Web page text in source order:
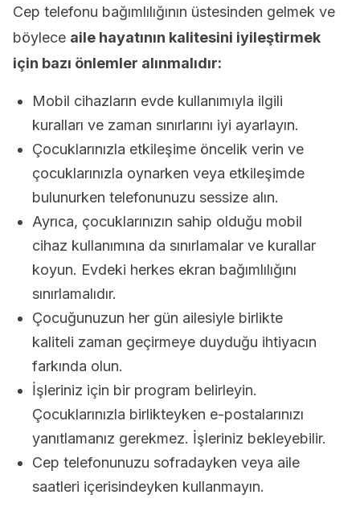
Cep telefonu bağımlılığının üstesinden gelmek ve
böylece aile hayatının kalitesini iyileştirmek
için bazı önlemler alınmalıdır:
Mobil cihazların evde kullanımıyla ilgili
kuralları ve zaman sınırlarını iyi ayarlayın.
Çocuklarınızla etkileşime öncelik verin ve
çocuklarınızla oynarken veya etkileşimde
bulunurken telefonunuzu sessize alın.
Ayrıca, çocuklarınızın sahip olduğu mobil
cihaz kullanımına da sınırlamalar ve kurallar
koyun. Evdeki herkes ekran bağımlılığını
sınırlamalıdır.
Çocuğunuzun her gün ailesiyle birlikte
kaliteli zaman geçirmeye duyduğu ihtiyacın
farkında olun.
İşleriniz için bir program belirleyin.
Çocuklarınızla birlikteyken e-postalarınızı
yanıtlamanız gerekmez. İşleriniz bekleyebilir.
Cep telefonunuzu sofradayken veya aile
saatleri içerisindeyken kullanmayın.